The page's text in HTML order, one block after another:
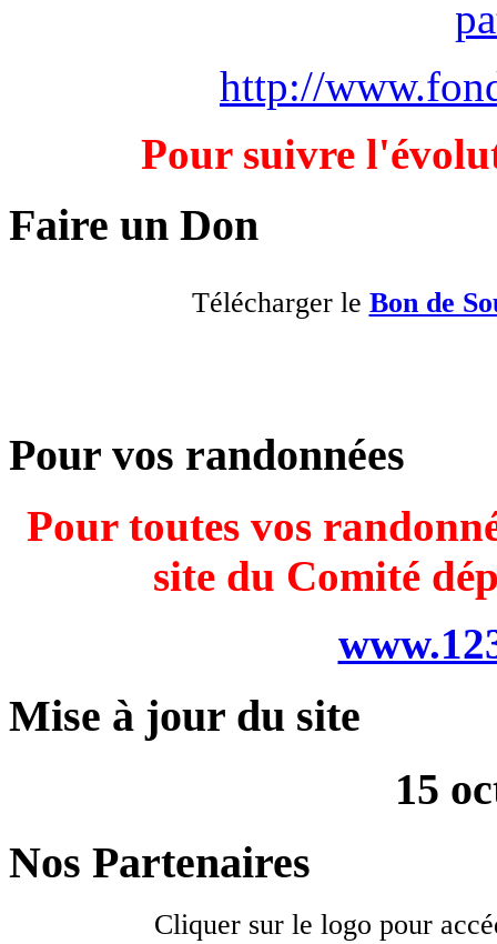
http://
Pour suivre
Faire un Don
Télécharger le Bon de
Pour vos randonnées
Pour toutes vos
site du Comité
Mise à jour du site
15
Nos Partenaires
Cliquer sur le logo pour